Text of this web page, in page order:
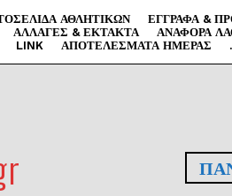
ΑΘΛΗΤΙΚΏΝ
ΈΓΓΡΑΦΑ &
ΑΛΛΑΓΈΣ & ΈΚΤΑΚΤΑ ΑΝΑΦΟΡΆ
LINK ΑΠΟΤΕΛΈΣΜΑΤΑ ΗΜΈΡΑΣ .